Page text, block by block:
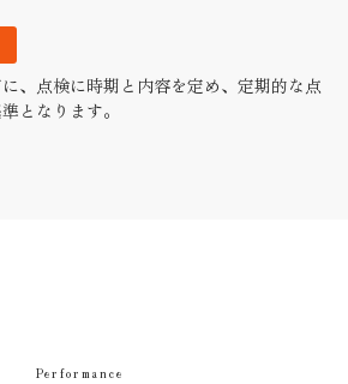
、点検に時期と内容を定め、定期的な点
となります。
Performance